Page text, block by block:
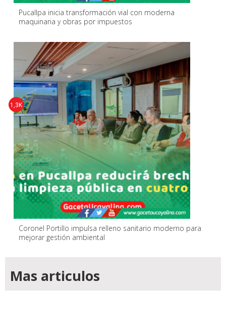
Pucallpa inicia transformación vial con moderna
maquinaria y obras por impuestos
Coronel Portillo impulsa relleno sanitario moderno para
mejorar gestión ambiental
1,3K
Mas articulos